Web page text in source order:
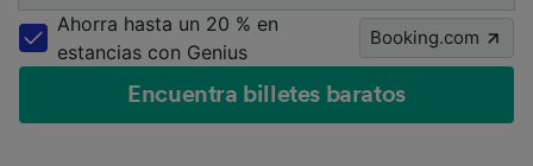
Ahorra hasta un 20 % en
estancias con Genius
Booking.com
Encuentra billetes baratos